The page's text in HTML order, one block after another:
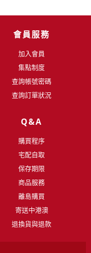
會員服務
加入會員
集點制度
查詢帳號密碼
查詢訂單狀況
Q&A
購買程序
宅配自取
保存期限
商品服務
離島購買
寄送中港澳
退換貨與退款